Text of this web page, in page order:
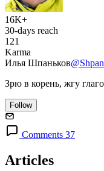
16K+
30-days reach
121
Karma
Илья Шпаньков
Зрю в корень, жгу
Follow
Comments 37
Articles